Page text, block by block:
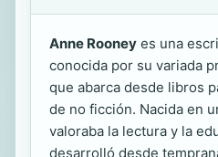
Anne Rooney es una
conocida por su variada
que abarca desde libros
de no ficción. Nacida en
valoraba la lectura y la
desarrolló desde